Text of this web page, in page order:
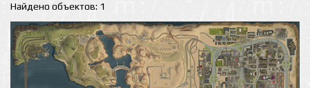
Найдено объектов: 1